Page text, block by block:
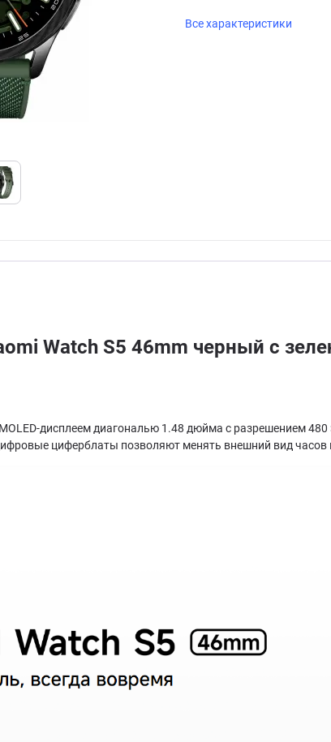
Все характеристики
Watch S5 46mm черный с
дисплеем диагональю 1.48 дюйма с разрешением
циферблаты позволяют менять внешний вид часов